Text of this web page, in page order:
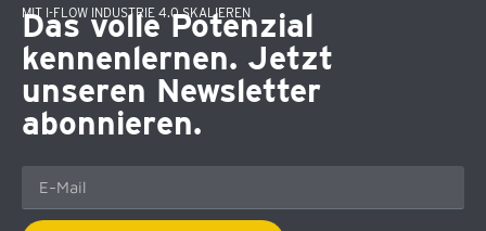
MIT I-FLOW INDUSTRIE 4.0 SKALIEREN
Das volle Potenzial
kennenlernen. Jetzt
unseren Newsletter
abonnieren.